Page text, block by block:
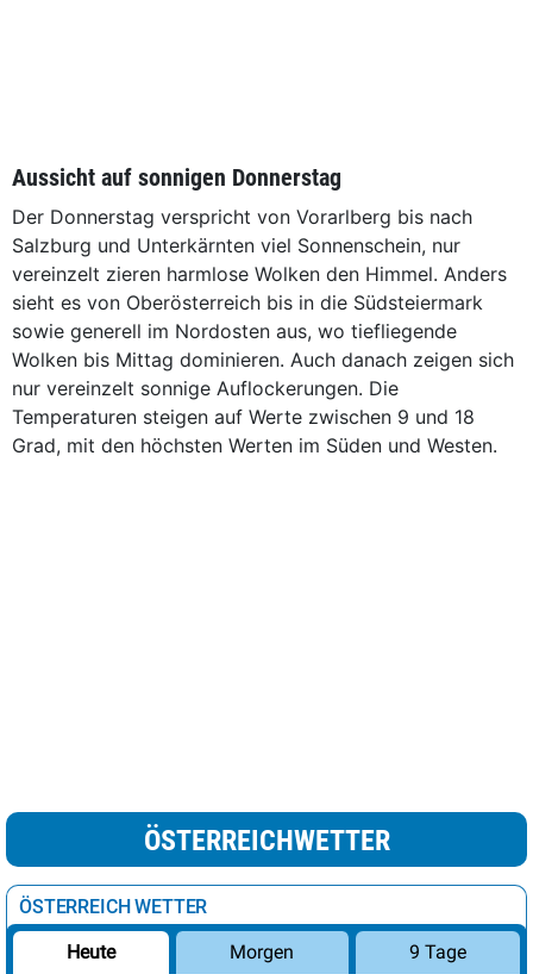
Aussicht auf sonnigen Donnerstag
Der Donnerstag verspricht von Vorarlberg bis nach
Salzburg und Unterkärnten viel Sonnenschein, nur
vereinzelt zieren harmlose Wolken den Himmel. Anders
sieht es von Oberösterreich bis in die Südsteiermark
sowie generell im Nordosten aus, wo tiefliegende
Wolken bis Mittag dominieren. Auch danach zeigen sich
nur vereinzelt sonnige Auflockerungen. Die
Temperaturen steigen auf Werte zwischen 9 und 18
Grad, mit den höchsten Werten im Süden und Westen.
ÖSTERREICHWETTER
ÖSTERREICH WETTER
Heute Morgen 9 Tage